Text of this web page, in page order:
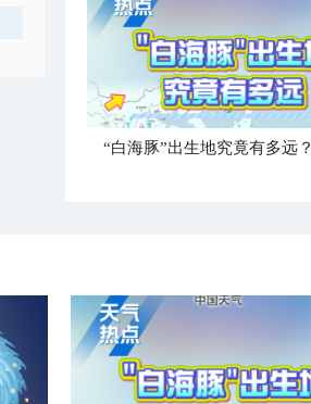
“白海豚”出生地究竟有多远？